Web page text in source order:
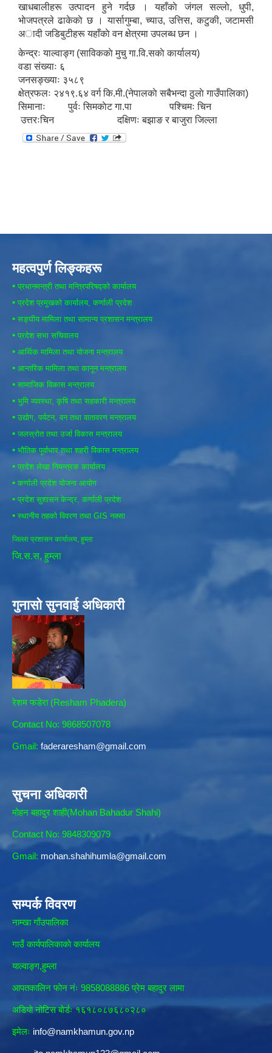
खाधबालीहरू उत्पादन हुने गर्दछ । यहाँकाे जंगल सल्लाे, धुपी,
भाेजपत्रले ढाकेकाे छ । यार्सागुम्बा, च्याउ, उत्तिस, कटुकी, जटामसी
अादी जडिबुटीहरू यहाँकाे वन क्षेत्रमा उपलब्ध छन ।
केन्द्रः याल्वाङ्ग (साविककाे मुचु गा.वि.सकाे कार्यालय)
वडा संख्याः ६
जनसङ्ख्याः ३५८९
क्षेत्रफलः २४१९.६४ वर्ग कि.मी.(नेपालकाे सबैभन्दा ठुलाे गाउँपालिका)
सिमानाः पुर्वः सिमकाेट गा.पा पश्चिमः चिन
उत्तरःचिन दक्षिणः बझाङ र बाजुरा जिल्ला
महत्वपुर्ण लिङ्कहरू
• प्रधानमन्त्री तथा मन्त्रिपरिषद्को कार्यालय
• प्रदेश प्रमुखको कार्यालय, कर्णाली प्रदेश
• सङ्घीय मामिला तथा सामान्य प्रशासन मन्त्रालय
• प्रदेश सभा सचिवालय
• आर्थिक मामिला तथा योजना मन्त्रालय
• आन्तरिक मामिला तथा कानून मन्त्रालय
• सामाजिक विकास मन्त्रालय
• भुमि व्यवस्था, कृषि तथा सहकारी मन्त्रालय
• उद्योग, पर्यटन, वन तथा वातावरण मन्त्रालय
• जलस्रोत तथा उर्जा विकास मन्त्रालय
• भौतिक पूर्वाधार तथा शहरी विकास मन्त्रालय
• प्रदेश लेखा नियन्त्रक कार्यालय
• कर्णाली प्रदेश योजना आयोग
• प्रदेश सुशासन केन्द्र, कर्णाली प्रदेश
• स्थानीय तहको विवरण तथा GIS नक्सा
जिल्ला प्रशासन कार्यालय, हुम्ला
जि.स.स, हुम्ला
गुनासो सुनवाई अधिकारी
रेशम फडेरा (Resham Phadera)
Contact No: 9868507078
Gmail: faderaresham@gmail.com
सुचना अधिकारी
मोहन बहादुर शाही(Mohan Bahadur Shahi)
Contact No: 9848309079
Gmail: mohan.shahihumla@gmail.com
सम्पर्क विवरण
नाम्खा गाँउपालिका
गाउँ कार्यपालिकाकाे कार्यालय
याल्वाङ्ग,हुम्ला
आपतकालिन फाेन नंः 9858088886 प्रेम बहादुर लामा
अडियाे नोटिस बाेर्डः १६१८०८७६८०२८०
इमेलः info@namkhamun.gov.np